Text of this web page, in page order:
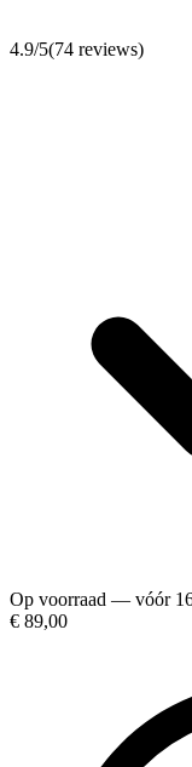
4.9/5(74 reviews)
Op voorraad — vóór
€ 89,00